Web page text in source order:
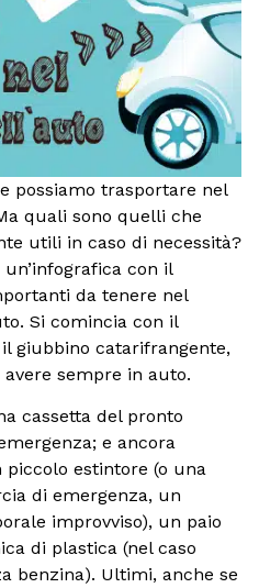
possiamo trasportare nel
quali sono quelli che
utili in caso di necessità?
con il
da tenere nel
Si comincia con il
giubbino catarifrangente,
sempre in auto.
cassetta del pronto
e ancora
estintore (o una
di emergenza, un
improvviso), un paio
di plastica (nel caso
benzina). Ultimi, anche se